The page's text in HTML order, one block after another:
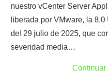
nuestro vCenter Server
liberada por VMware, la
del 29 julio de 2025, que
severidad media…
Continuar